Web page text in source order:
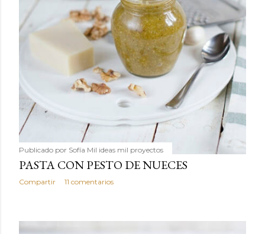
Publicado por Sofía Mil ideas mil proyectos
PASTA CON PESTO DE NUECES
Compartir 11 comentarios